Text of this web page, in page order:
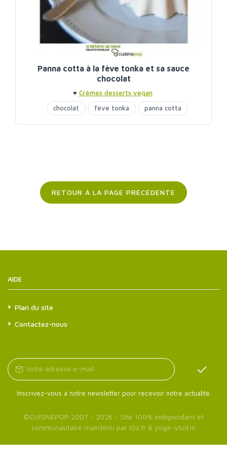
Panna cotta à la fève tonka et sa sauce
chocolat
♥ Crèmes desserts vegan
chocolat
fève tonka panna cotta
RETOUR À LA PAGE PRÉCÉDENTE
AIDE
Plan du site
Contactez-nous
Inscrivez-vous à notre newsletter pour recevoir notre actualité.
©CUISINEPOP 2007 - 2026 - Site 100% indépendant et
communautaire maintenu par iOz.fr & yoga-stud.io